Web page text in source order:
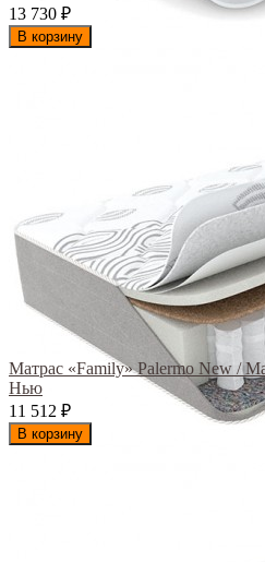
13 730 ₽
В корзину
Матрас «Family» Palermo New /
Нью
11 512 ₽
В корзину